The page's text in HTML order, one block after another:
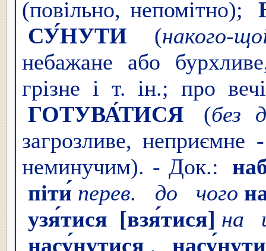
(повільно, непомітно);
СУ́НУТИ
(накого-що
небажане або
грізне і т. ін.; про
ГОТУВА́ТИСЯ
(без
загрозливе, неприємне
неминучим). - Док.:
піти́ перев. до чого
узя́тися [взя́тися] на
насу́нутися ,
насу́нути